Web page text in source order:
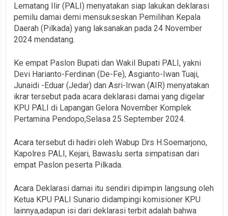
Lematang Ilir (PALI) menyatakan siap lakukan deklarasi
pemilu damai demi mensukseskan Pemilihan Kepala
Daerah (Pilkada) yang laksanakan pada 24 November
2024 mendatang.
Ke empat Paslon Bupati dan Wakil Bupati PALI, yakni
Devi Harianto-Ferdinan (De-Fe), Asgianto-Iwan Tuaji,
Junaidi -Eduar (Jedar) dan Asri-Irwan (AIR) menyatakan
ikrar tersebut pada acara deklarasi damai yang digelar
KPU PALI di Lapangan Gelora November Komplek
Pertamina Pendopo,Selasa 25 September 2024.
Acara tersebut di hadiri oleh Wabup Drs H.Soemarjono,
Kapolres PALI, Kejari, Bawaslu serta simpatisan dari
empat Paslon peserta Pilkada.
Acara Deklarasi damai itu sendiri dipimpin langsung oleh
Ketua KPU PALI Sunario didampingi komisioner KPU
lainnya,adapun isi dari deklarasi terbit adalah bahwa